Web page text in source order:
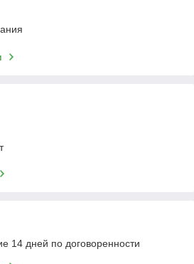
14 дней по договоренности